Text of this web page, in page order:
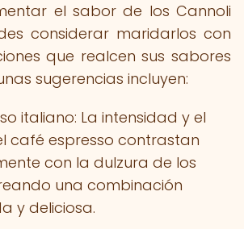
el sabor de los Cannoli
considerar maridarlos con
que realcen sus sabores
sugerencias incluyen:
italiano: La intensidad y el
café espresso contrastan
con la dulzura de los
una combinación
y deliciosa.